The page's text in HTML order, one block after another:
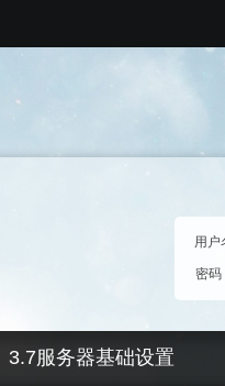
用户
密码
3.7服务器基础设置